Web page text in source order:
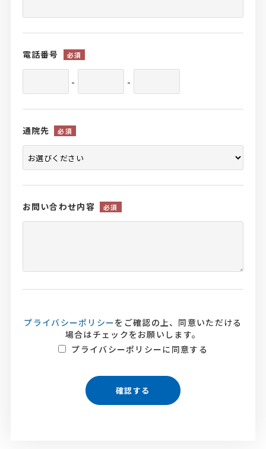
電話番号 必須
- -
通院先 必須
お問い合わせ内容 必須
プライバシーポリシーをご確認の上、同意いただける
場合はチェックをお願いします。
プライバシーポリシーに同意する